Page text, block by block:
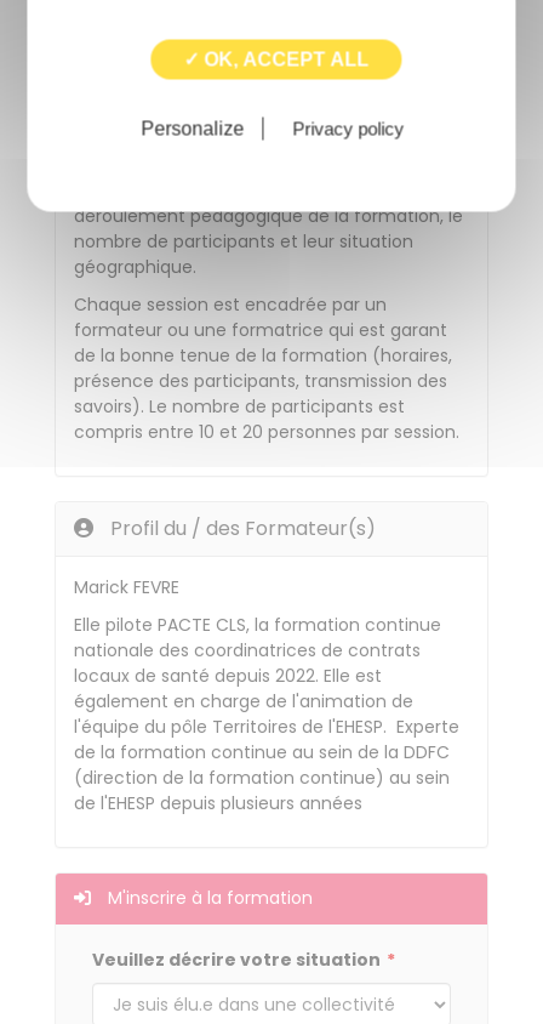
: a.berger@aric.asso.fr 02 99 41 50 07
Les salles dans lesquelles se déroulent les
formations satisfont aux critères de
déroulement pédagogique de la formation, le
nombre de participants et leur situation
géographique.
Chaque session est encadrée par un
formateur ou une formatrice qui est garant
de la bonne tenue de la formation (horaires,
présence des participants, transmission des
savoirs). Le nombre de participants est
compris entre 10 et 20 personnes par session.
Profil du / des Formateur(s)
Marick FEVRE
Elle pilote PACTE CLS, la formation continue
nationale des coordinatrices de contrats
locaux de santé depuis 2022. Elle est
également en charge de l'animation de
l'équipe du pôle Territoires de l'EHESP. Experte
de la formation continue au sein de la DDFC
(direction de la formation continue) au sein
de l'EHESP depuis plusieurs années
M'inscrire à la formation
Veuillez décrire votre situation
✓ OK, ACCEPT ALL
Personalize Privacy policy